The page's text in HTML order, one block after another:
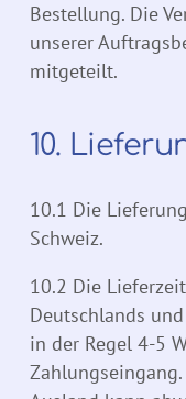
Bestellung. Die
unserer
mitgeteilt.
10.
10.1 Die
Schweiz.
10.2 Die
Deutschlands
in der Regel 4-5